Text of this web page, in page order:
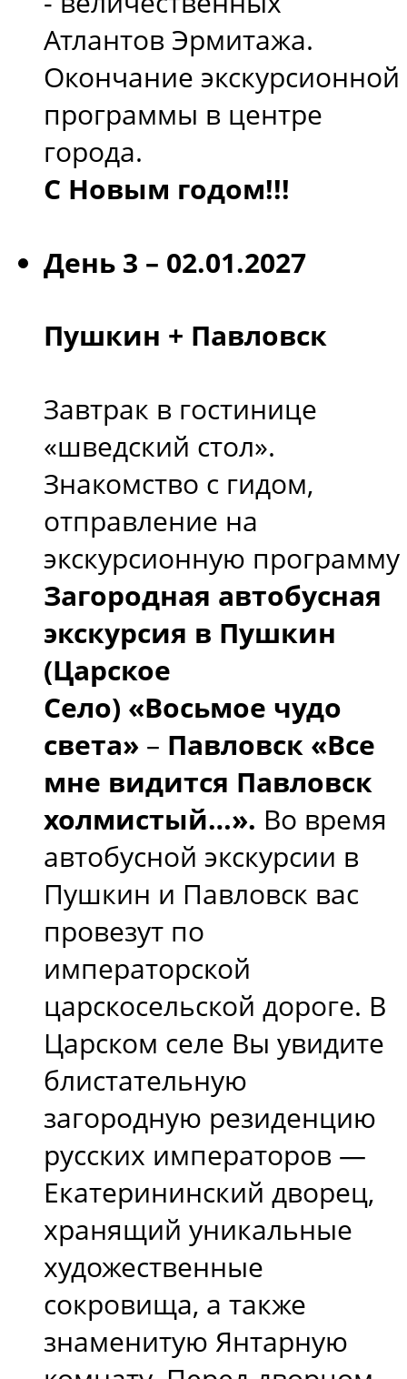
Атлантов Эрмитажа.
Окончание экскурсионной
программы в центре
города.
С Новым годом!!!
День 3 – 02.01.2027
Пушкин + Павловск
Завтрак в гостинице
«шведский стол».
Знакомство с гидом,
отправление на
экскурсионную программу
Загородная автобусная
экскурсия в Пушкин
(Царское
Село) «Восьмое чудо
света» – Павловск «Все
мне видится Павловск
холмистый…». Во время
автобусной экскурсии в
Пушкин и Павловск вас
провезут по
императорской
царскосельской дороге. В
Царском селе Вы увидите
блистательную
загородную резиденцию
русских императоров —
Екатерининский дворец,
хранящий уникальные
художественные
сокровища, а также
знаменитую Янтарную